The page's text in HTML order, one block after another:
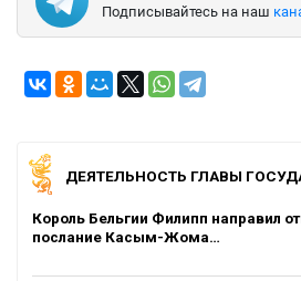
Подписывайтесь на наш
ДЕЯТЕЛЬНОСТЬ ГЛАВЫ
Король Бельгии Филипп направил
послание Касым-Жома…